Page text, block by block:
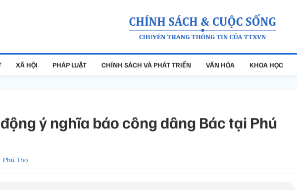
XÃ HỘI PHÁP LUẬT CHÍNH SÁCH VÀ PHÁT TRIỂN VĂN HÓA KHOA HỌC
ý nghĩa báo công dâng Bác tại Phú
Phú Thọ